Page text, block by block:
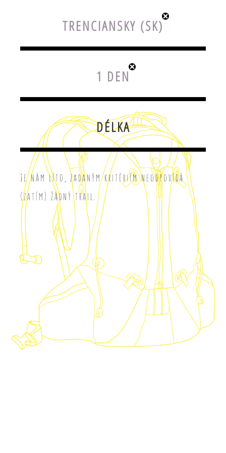
TRENCIANSKY (SK)
1 DEN
DÉLKA
Je nám líto, zadaným kritériím neodpovídá
(zatím) žádný trail.